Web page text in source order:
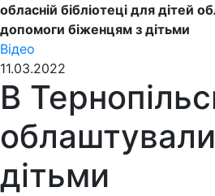
обласній бібліотеці для дітей
допомоги біженцям з дітьми
Відео
11.03.2022
В
дітьми